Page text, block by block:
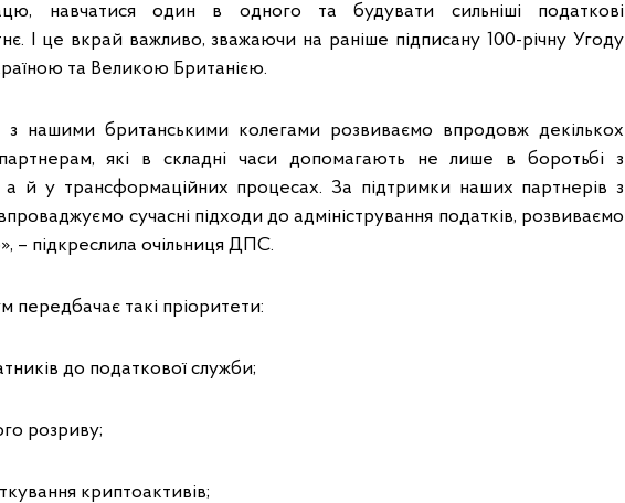
навчатися один в одного та будувати сильніші податкові
І це вкрай важливо, зважаючи на раніше підписану 100-річну Угоду
та Великою Британією.
з нашими британськими колегами розвиваємо впродовж декількох
які в складні часи допомагають не лише в боротьбі з
а й у трансформаційних процесах. За підтримки наших партнерів з
сучасні підходи до адміністрування податків, розвиваємо
– підкреслила очільниця ДПС.
такі пріоритети:
до податкової служби;
розриву;
криптоактивів;